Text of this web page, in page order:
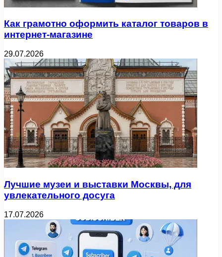
Как грамотно оформить каталог товаров в
интернет-магазине
29.07.2026
Лучшие музеи и выставки Москвы, для
увлекательного досуга
17.07.2026